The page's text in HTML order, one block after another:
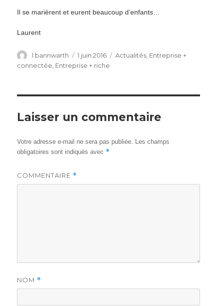
Il se marièrent et eurent beaucoup d’enfants…
Laurent
Author
l.bannwarth
Posted
on
1 juin 2016 Categories
Actualités Entreprise +
connectée, Entreprise + riche
Laisser un commentaire
Votre adresse e-mail ne sera pas publiée. Les champs
obligatoires sont indiqués avec *
COMMENTAIRE *
NOM *